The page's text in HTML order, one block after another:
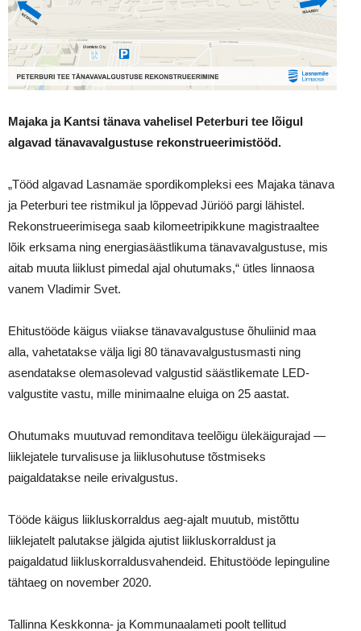
Majaka ja Kantsi tänava vahelisel Peterburi tee lõigul
algavad tänavavalgustuse rekonstrueerimistööd.
„Tööd algavad Lasnamäe spordikompleksi ees Majaka tänava
ja Peterburi tee ristmikul ja lõppevad Jüriöö pargi lähistel.
Rekonstrueerimisega saab kilomeetripikkune magistraaltee
lõik erksama ning energiasäästlikuma tänavavalgustuse, mis
aitab muuta liiklust pimedal ajal ohutumaks,“ ütles linnaosa
vanem Vladimir Svet.
Ehitustööde käigus viiakse tänavavalgustuse õhuliinid maa
alla, vahetatakse välja ligi 80 tänavavalgustusmasti ning
asendatakse olemasolevad valgustid säästlikemate LED-
valgustite vastu, mille minimaalne eluiga on 25 aastat.
Ohutumaks muutuvad remonditava teelõigu ülekäigurajad —
liiklejatele turvalisuse ja liiklusohutuse tõstmiseks
paigaldatakse neile erivalgustus.
Tööde käigus liikluskorraldus aeg-ajalt muutub, mistõttu
liiklejatelt palutakse jälgida ajutist liikluskorraldust ja
paigaldatud liikluskorraldusvahendeid. Ehitustööde lepinguline
tähtaeg on november 2020.
Tallinna Keskkonna- ja Kommunaalameti poolt tellitud